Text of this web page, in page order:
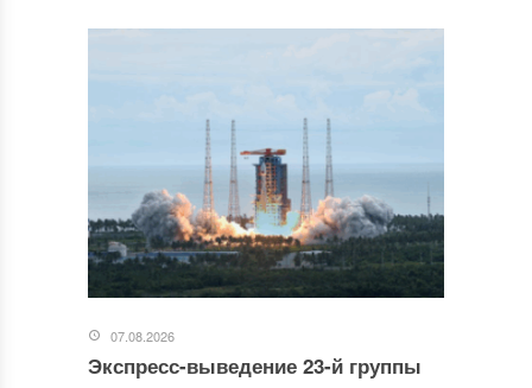
07.08.2026
Экспресс-выведение 23-й группы